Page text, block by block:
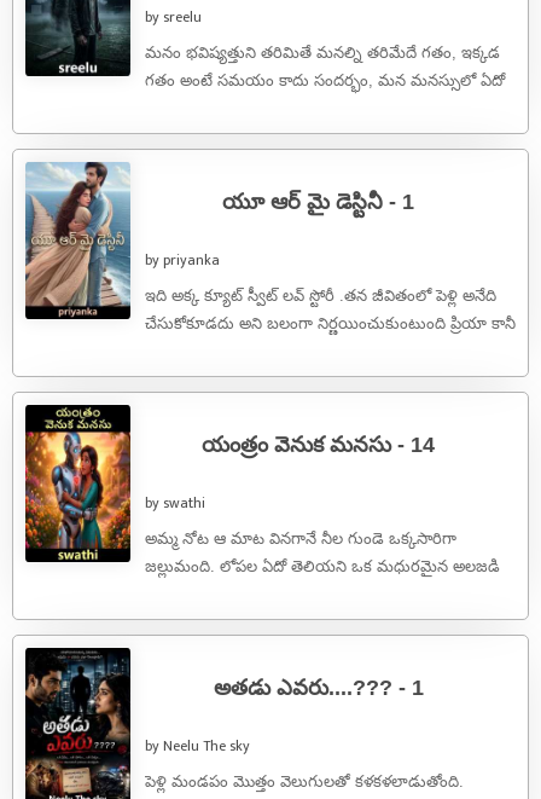
by sreelu
మనం భవిష్యత్తుని తరిమితే మనల్ని తరిమేదే గతం, ఇక్కడ
గతం అంటే సమయం కాదు సందర్భం, మన మనస్సులో ఏదో
యూ ఆర్ మై డెస్టినీ - 1
by priyanka
ఇది అక్క క్యూట్ స్వీట్ లవ్ స్టోరీ .తన జీవితంలో పెళ్లి అనేది
చేసుకోకూడదు అని బలంగా నిర్ణయించుకుంటుంది ప్రియా కానీ
యంత్రం వెనుక మనసు - 14
by swathi
అమ్మ నోట ఆ మాట వినగానే నీల గుండె ఒక్కసారిగా
జల్లుమంది. లోపల ఏదో తెలియని ఒక మధురమైన అలజడి
అతడు ఎవరు....??? - 1
by Neelu The sky
పెళ్లి మండపం మొత్తం వెలుగులతో కళకళలాడుతోంది.